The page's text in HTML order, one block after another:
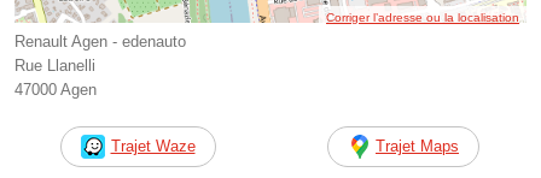
Corriger l’adresse ou la localisation
Renault Agen - edenauto
Rue Llanelli
47000 Agen
Trajet Waze Trajet Maps